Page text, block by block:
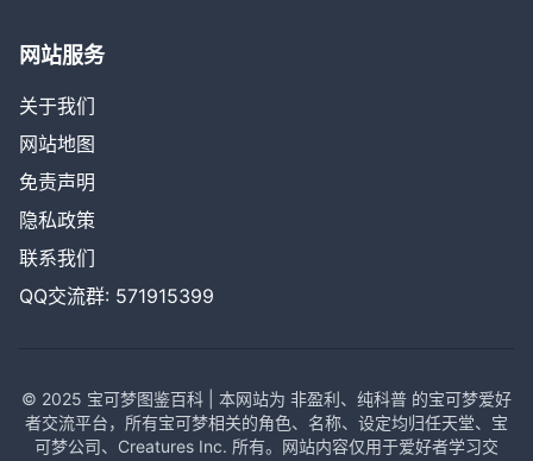
网站服务
关于我们
网站地图
免责声明
隐私政策
联系我们
QQ交流群: 571915399
© 2025 宝可梦图鉴百科 | 本网站为 非盈利、纯科普 的宝可梦爱好
者交流平台，所有宝可梦相关的角色、名称、设定均归任天堂、宝
可梦公司、Creatures Inc. 所有。网站内容仅用于爱好者学习交